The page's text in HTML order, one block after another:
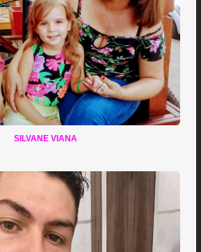
SILVANE VIANA